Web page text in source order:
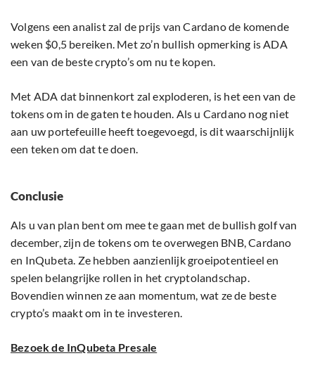
Volgens een analist zal de prijs van Cardano de komende
weken $0,5 bereiken. Met zo’n bullish opmerking is ADA
een van de beste crypto’s om nu te kopen.
Met ADA dat binnenkort zal exploderen, is het een van de
tokens om in de gaten te houden. Als u Cardano nog niet
aan uw portefeuille heeft toegevoegd, is dit waarschijnlijk
een teken om dat te doen.
Conclusie
Als u van plan bent om mee te gaan met de bullish golf van
december, zijn de tokens om te overwegen BNB, Cardano
en InQubeta. Ze hebben aanzienlijk groeipotentieel en
spelen belangrijke rollen in het cryptolandschap.
Bovendien winnen ze aan momentum, wat ze de beste
crypto’s maakt om in te investeren.
Bezoek de InQubeta Presale